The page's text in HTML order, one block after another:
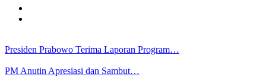
Presiden Prabowo Terima Laporan Program…
PM Anutin Apresiasi dan Sambut…